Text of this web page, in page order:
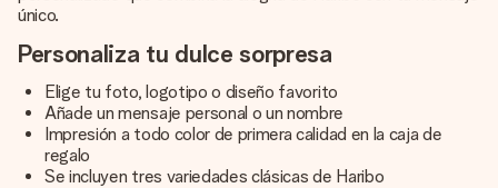
único.
Personaliza tu dulce sorpresa
Elige tu foto, logotipo o diseño favorito
Añade un mensaje personal o un nombre
Impresión a todo color de primera calidad en la caja de
regalo
Se incluyen tres variedades clásicas de Haribo